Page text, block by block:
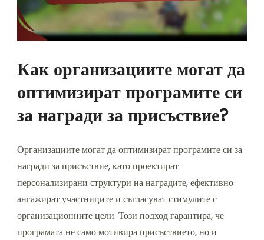
Как организациите могат да
оптимизират програмите си
за награди за присъствие?
Организациите могат да оптимизират програмите си за
награди за присъствие, като проектират
персонализирани структури на наградите, ефективно
ангажират участниците и съгласуват стимулите с
организационните цели. Този подход гарантира, че
програмата не само мотивира присъствието, но и